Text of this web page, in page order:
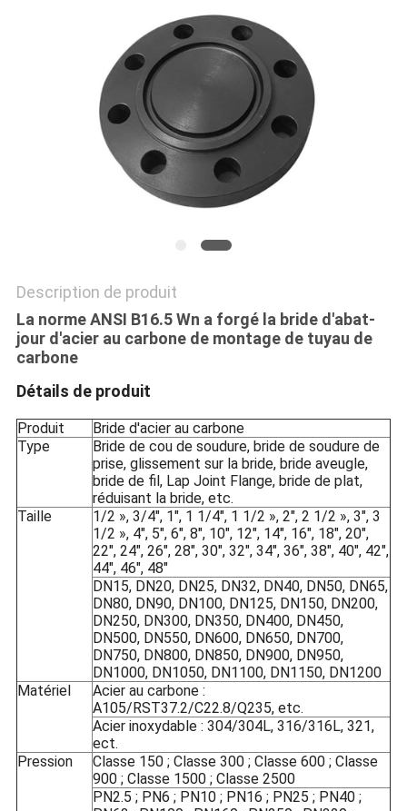
POLITIQUE
CONFIDENTIALITÉ
Description de produit
La norme ANSI B16.5 Wn a forgé la bride d'abat-
jour d'acier au carbone de montage de tuyau de
carbone
Détails de produit
Produit
Bride d'acier au carbone
Type
Bride de cou de soudure, bride de soudure de
prise, glissement sur la bride, bride aveugle,
bride de fil, Lap Joint Flange, bride de plat,
réduisant la bride, etc.
Taille
1/2 », 3/4", 1", 1 1/4", 1 1/2 », 2", 2 1/2 », 3", 3
1/2 », 4", 5", 6", 8", 10", 12", 14", 16", 18", 20",
22", 24", 26", 28", 30", 32", 34", 36", 38", 40", 42",
44", 46", 48"
DN15, DN20, DN25, DN32, DN40, DN50, DN65,
DN80, DN90, DN100, DN125, DN150, DN200,
DN250, DN300, DN350, DN400, DN450,
DN500, DN550, DN600, DN650, DN700,
DN750, DN800, DN850, DN900, DN950,
DN1000, DN1050, DN1100, DN1150, DN1200
Matériel
Acier au carbone :
A105/RST37.2/C22.8/Q235, etc.
Acier inoxydable : 304/304L, 316/316L, 321,
ect.
Pression
Classe 150 ; Classe 300 ; Classe 600 ; Classe
900 ; Classe 1500 ; Classe 2500
PN2.5 ; PN6 ; PN10 ; PN16 ; PN25 ; PN40 ;